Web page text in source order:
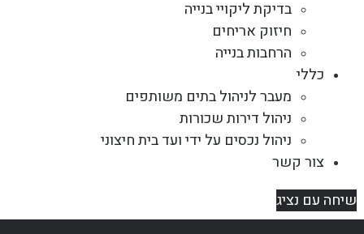
בדיקת ליקויי בנייה
חיזוק אריחים
הרחבות בנייה
כללי
מעבר לניהול בתים משותפים
ניהול דירות שכורות
ניהול נכסים על ידי ועד בית חיצוני
צור קשר
שיחה עם נציג